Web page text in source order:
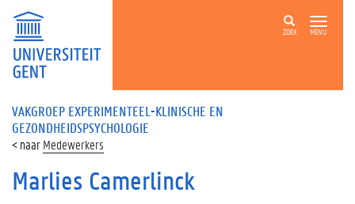
ZOEK MENU
VAKGROEP EXPERIMENTEEL-KLINISCHE EN
GEZONDHEIDSPSYCHOLOGIE
Medewerkers
Marlies Camerlinck